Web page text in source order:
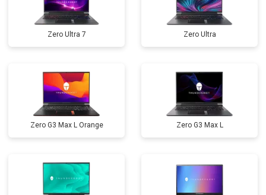
Zero Ultra 7 Zero Ultra
Zero G3 Max L Orange Zero G3 Max L